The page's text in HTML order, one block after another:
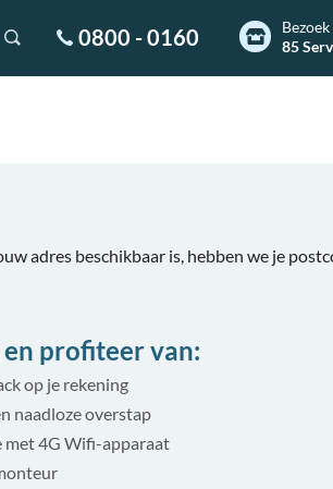
0800 - 0160
85
adres beschikbaar is, hebben we je
profiteer van:
op je rekening
naadloze overstap
4G Wifi-apparaat